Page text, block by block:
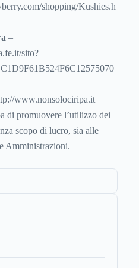
shopping/Kushies.h
–
sito?
www.nonsolociripa.it
di promuovere l’utilizzo dei
scopo di lucro, sia alle
Amministrazioni.